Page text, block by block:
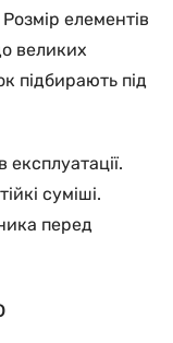
елементів
великих
підбирають під
суміші.
перед